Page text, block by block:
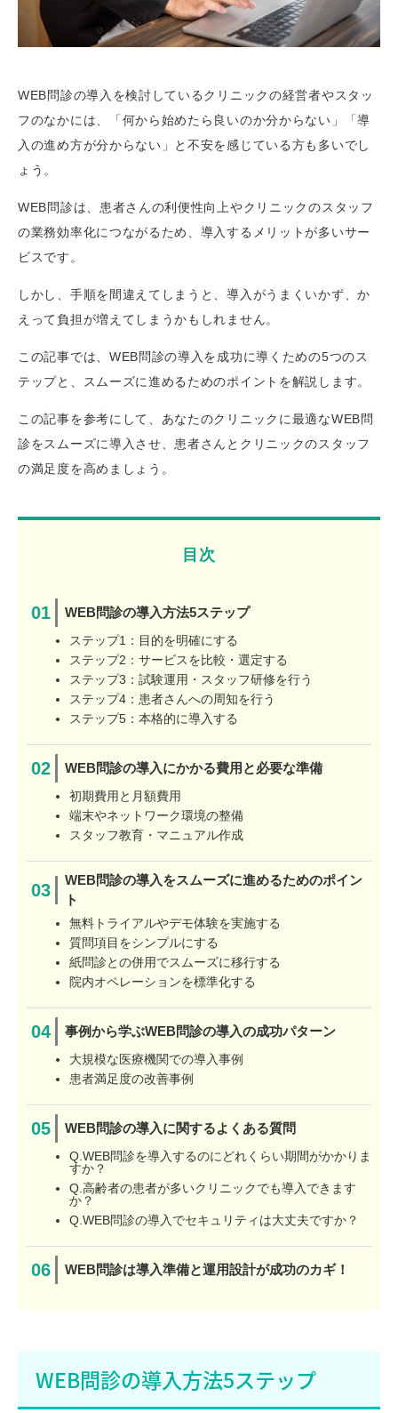
WEB問診の導入を検討しているクリニックの経営者やスタッ
フのなかには、「何から始めたら良いのか分からない」「導
入の進め方が分からない」と不安を感じている方も多いでし
ょう。
WEB問診は、患者さんの利便性向上やクリニックのスタッフ
の業務効率化につながるため、導入するメリットが多いサー
ビスです。
しかし、手順を間違えてしまうと、導入がうまくいかず、か
えって負担が増えてしまうかもしれません。
この記事では、WEB問診の導入を成功に導くための5つのス
テップと、スムーズに進めるためのポイントを解説します。
この記事を参考にして、あなたのクリニックに最適なWEB問
診をスムーズに導入させ、患者さんとクリニックのスタッフ
の満足度を高めましょう。
目次
WEB問診の導入方法5ステップ
ステップ1：目的を明確にする
ステップ2：サービスを比較・選定する
ステップ3：試験運用・スタッフ研修を行う
ステップ4：患者さんへの周知を行う
ステップ5：本格的に導入する
WEB問診の導入にかかる費用と必要な準備
初期費用と月額費用
端末やネットワーク環境の整備
スタッフ教育・マニュアル作成
WEB問診の導入をスムーズに進めるためのポイン
ト
無料トライアルやデモ体験を実施する
質問項目をシンプルにする
紙問診との併用でスムーズに移行する
院内オペレーションを標準化する
事例から学ぶWEB問診の導入の成功パターン
大規模な医療機関での導入事例
患者満足度の改善事例
WEB問診の導入に関するよくある質問
Q.WEB問診を導入するのにどれくらい期間がかかりま
すか？
Q.高齢者の患者が多いクリニックでも導入できます
か？
Q.WEB問診の導入でセキュリティは大丈夫ですか？
WEB問診は導入準備と運用設計が成功のカギ！
WEB問診の導入方法5ステップ